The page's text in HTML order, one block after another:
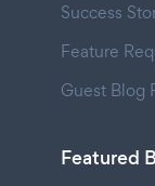
Success
Feature
Guest Blog
Featured